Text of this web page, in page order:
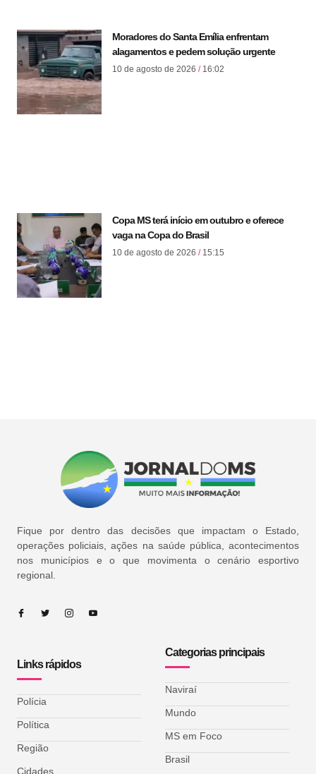
Moradores do Santa Emília enfrentam
alagamentos e pedem solução urgente
10 de agosto de 2026 16:02
Copa MS terá início em outubro e oferece
vaga na Copa do Brasil
10 de agosto de 2026 15:15
Fique por dentro das decisões que impactam o Estado,
operações policiais, ações na saúde pública, acontecimentos
nos municípios e o que movimenta o cenário esportivo
regional.
Links rápidos
Polícia
Política
Região
Cidades
Categorias principais
Naviraí
Mundo
MS em Foco
Brasil